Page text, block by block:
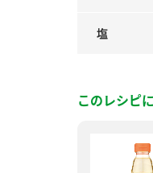
塩
このレシピ